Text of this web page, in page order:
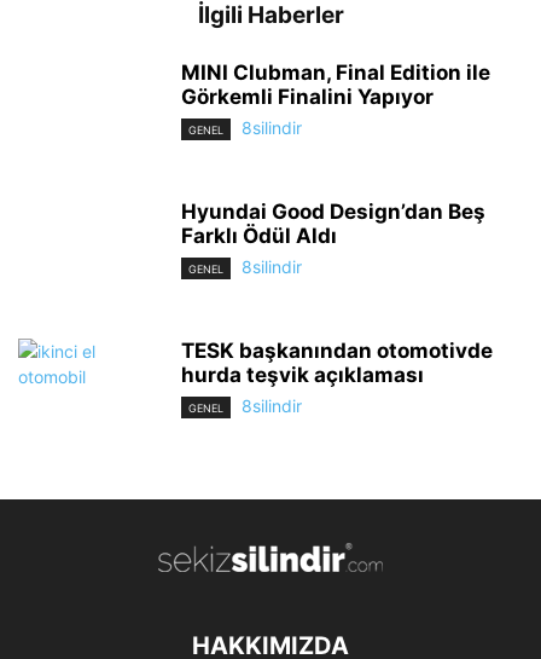
İlgili Haberler
MINI Clubman, Final Edition ile
Görkemli Finalini Yapıyor
GENEL 8silindir
Hyundai Good Design’dan Beş
Farklı Ödül Aldı
GENEL 8silindir
TESK başkanından otomotivde
hurda teşvik açıklaması
GENEL 8silindir
HAKKIMIZDA